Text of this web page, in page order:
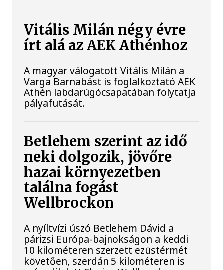
Vitális Milán négy évre
írt alá az AEK Athénhoz
A magyar válogatott Vitális Milán a
Varga Barnabást is foglalkoztató AEK
Athén labdarúgócsapatában folytatja
pályafutását.
Betlehem szerint az idő
neki dolgozik, jövőre
hazai környezetben
találna fogást
Wellbrockon
A nyíltvízi úszó Betlehem Dávid a
párizsi Európa-bajnokságon a keddi
10 kilométeren szerzett ezüstérmét
követően, szerdán 5 kilométeren is